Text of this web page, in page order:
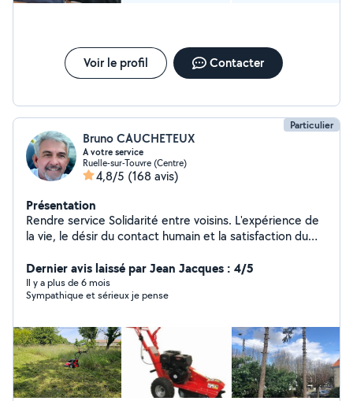
Voir le profil Contacter
Particulier
Bruno CAUCHETEUX
A votre service
Ruelle-sur-Touvre (Centre)
4,8/5 (168 avis)
Présentation
Rendre service Solidarité entre voisins. L'expérience de
la vie, le désir du contact humain et la satisfaction du
dire gratuité.....
Dernier avis laissé par Jean Jacques : 4/5
Il y a plus de 6 mois
Sympathique et sérieux je pense